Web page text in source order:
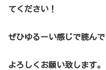
てください！
ぜひゆるーい感じで読ん
よろしくお願い致します。